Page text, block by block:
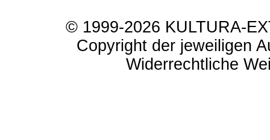
© 1999-2026 KULTURA-
Copyright der jeweiligen
Widerrechtliche